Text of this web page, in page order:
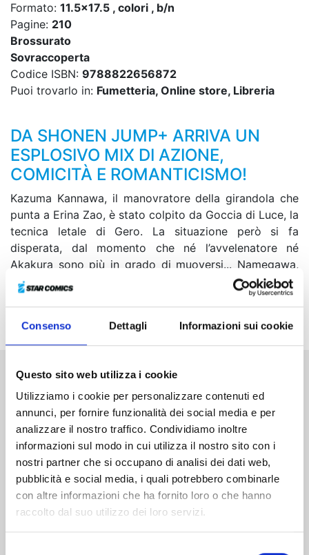
Consenso Dettagli Informazioni sui cookie
Questo sito web utilizza i cookie
Utilizziamo i cookie per personalizzare contenuti ed
annunci, per fornire funzionalità dei social media e per
analizzare il nostro traffico. Condividiamo inoltre
informazioni sul modo in cui utilizza il nostro sito con i
nostri partner che si occupano di analisi dei dati web,
pubblicità e social media, i quali potrebbero combinarle
con altre informazioni che ha fornito loro o che hanno
raccolto dal suo utilizzo dei loro servizi.
Formato: 11.5x17.5 , colori , b/n
Pagine: 210
Brossurato
Sovraccoperta
Codice ISBN: 9788822656872
Puoi trovarlo in: Fumetteria, Online store, Libreria
DA SHONEN JUMP+ ARRIVA UN
ESPLOSIVO MIX DI AZIONE,
COMICITÀ E ROMANTICISMO!
Kazuma Kannawa, il manovratore della girandola che
punta a Erina Zao, è stato colpito da Goccia di Luce, la
tecnica letale di Gero. La situazione però si fa
disperata, dal momento che né l’avvelenatore né
Akakura sono più in grado di muoversi... Namegawa,
nel frattempo, intima Kojiro e il suo gruppo di eliminare
Zao alla svelta, ma in quel momento qualcuno fa la sua
Altri volumi della serie